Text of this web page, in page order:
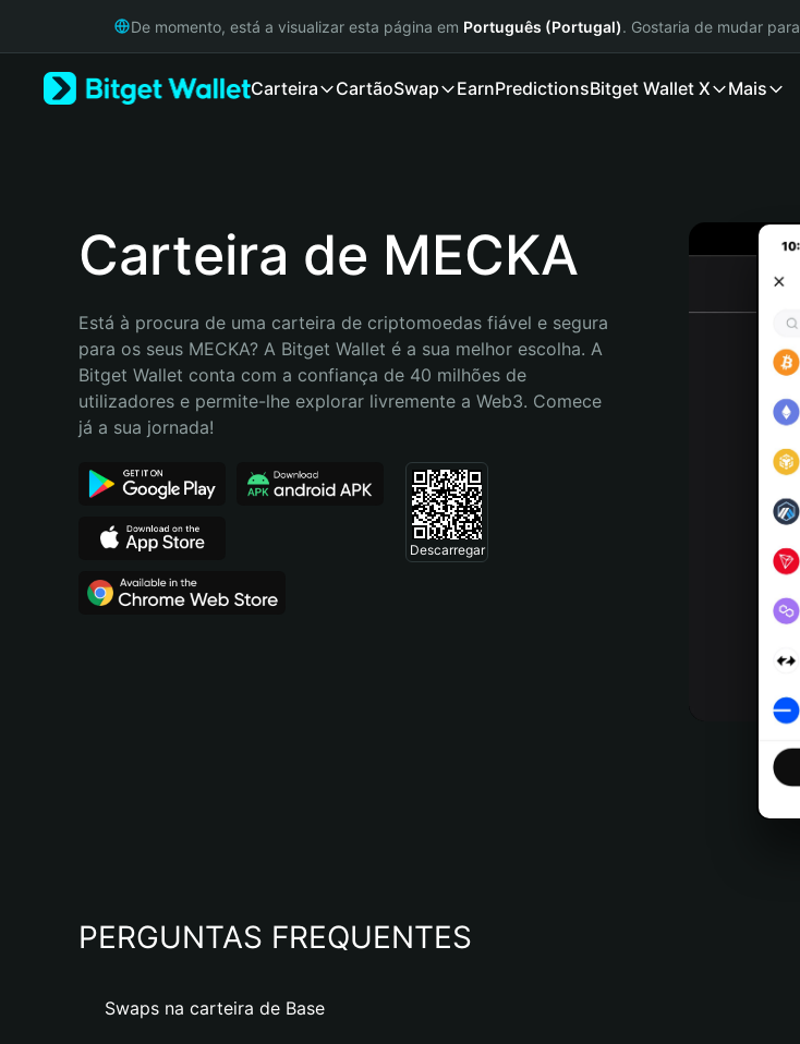
Русский
Bahasa Indonesia
Español (Argentina)
De momento, está a visualizar esta página em Português (Portugal). Gostaria de mudar para
Carteira CartãoSwap EarnPredictionsBitget Wallet X Mais
Carteira de MECKA
Está à procura de uma carteira de criptomoedas fiável e segura
para os seus MECKA? A Bitget Wallet é a sua melhor escolha. A
Bitget Wallet conta com a confiança de 40 milhões de
utilizadores e permite-lhe explorar livremente a Web3. Comece
já a sua jornada!
Descarregar
PERGUNTAS FREQUENTES
Swaps na carteira de Base